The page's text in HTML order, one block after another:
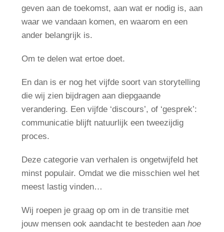
geven aan de toekomst, aan wat er nodig is, aan
waar we vandaan komen, en waarom en een
ander belangrijk is.
Om te delen wat ertoe doet.
En dan is er nog het vijfde soort van storytelling
die wij zien bijdragen aan diepgaande
verandering. Een vijfde ‘discours’, of ‘gesprek’:
communicatie blijft natuurlijk een tweezijdig
proces.
Deze categorie van verhalen is ongetwijfeld het
minst populair. Omdat we die misschien wel het
meest lastig vinden…
Wij roepen je graag op om in de transitie met
jouw mensen ook aandacht te besteden aan hoe